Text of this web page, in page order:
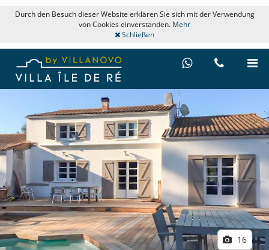
Durch den Besuch dieser Website erklären Sie sich mit der Verwendung
von Cookies einverstanden. Mehr
Schließen
16